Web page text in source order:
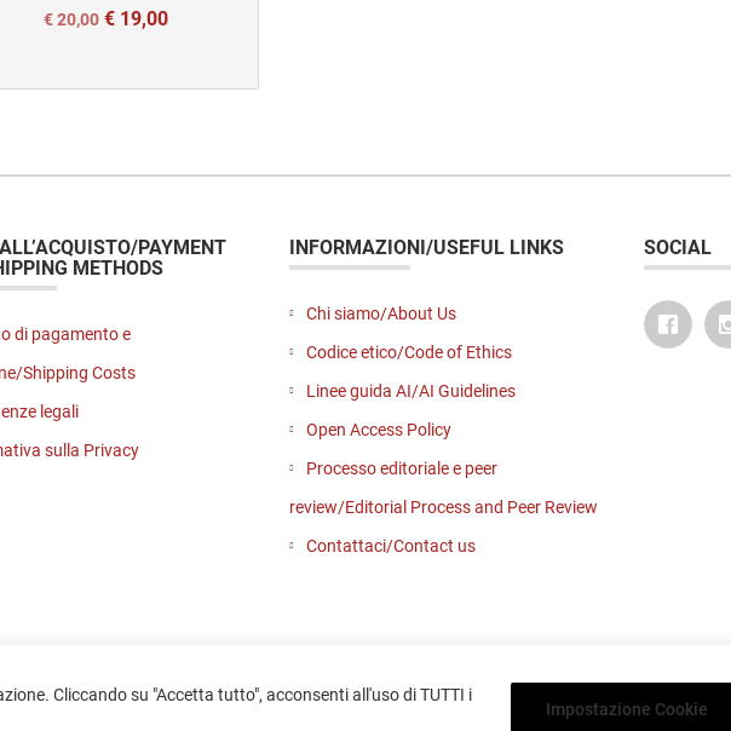
Cliccando su "Accetta tutto", acconsenti all'uso di TUTTI i
Impostazione Cookie
Il
originale
€20,00Il
attuale
€ 19,00
PAYMENT
METHODS
di pagamento e
Shipping Costs
legali
sulla Privacy
INFORMAZIONI/USEFUL LINKS
Chi siamo/About Us
Codice etico/Code of Ethics
Linee guida AI/AI Guidelines
Open Access Policy
Processo editoriale e peer
review/Editorial Process and Peer Review
Contattaci/Contact us
SOCIAL